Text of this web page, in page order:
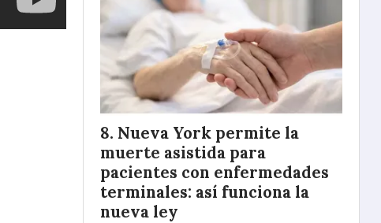
Nueva York permite la
muerte asistida para
pacientes con enfermedades
terminales: así funciona la
nueva ley